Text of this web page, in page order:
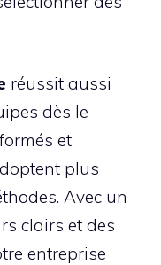
réussit aussi
dès le
et
plus
Avec un
clairs et des
entreprise